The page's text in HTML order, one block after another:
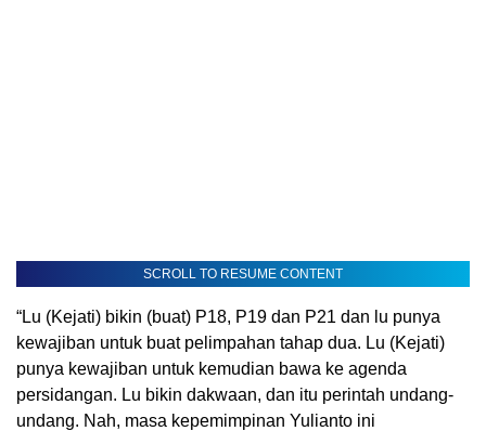
SCROLL TO RESUME CONTENT
“Lu (Kejati) bikin (buat) P18, P19 dan P21 dan lu punya
kewajiban untuk buat pelimpahan tahap dua. Lu (Kejati)
punya kewajiban untuk kemudian bawa ke agenda
persidangan. Lu bikin dakwaan, dan itu perintah undang-
undang. Nah, masa kepemimpinan Yulianto ini